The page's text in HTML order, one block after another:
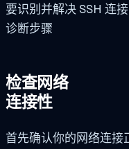
要识别并解决 SSH 连
诊断步骤
检查网络
连接性
首先确认你的网络连接